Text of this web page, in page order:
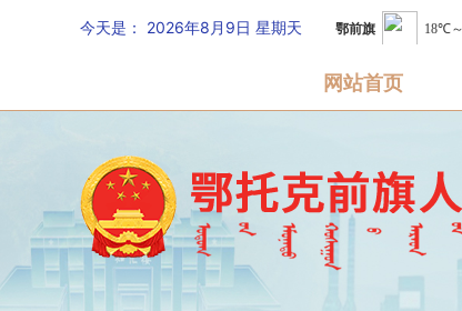
今天是： 2026年8月9日 星期天
网站首页